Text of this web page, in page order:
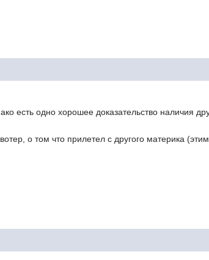
есть одно хорошее доказательство наличия
о том что прилетел с другого материка